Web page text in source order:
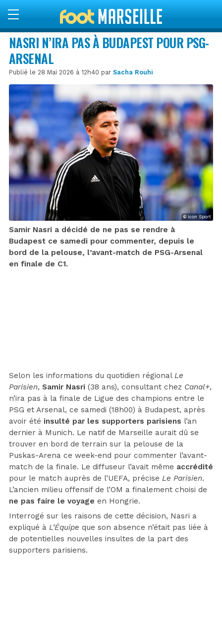
NASRI N’IRA PAS À BUDAPEST POUR PSG-
ARSENAL
Publié le 28 Mai 2026 à 12h40 par Sacha Rouhi
© Icon Sport
Samir Nasri a décidé de ne pas se rendre à
Budapest ce samedi pour commenter, depuis le
bord de la pelouse, l’avant-match de PSG-Arsenal
en finale de C1.
Selon les informations du quotidien régional Le
Parisien, Samir Nasri (38 ans), consultant chez Canal+,
n’ira pas à la finale de Ligue des champions entre le
PSG et Arsenal, ce samedi (18h00) à Budapest, après
avoir été insulté par les supporters parisiens l’an
dernier à Munich. Le natif de Marseille aurait dû se
trouver en bord de terrain sur la pelouse de la
Puskas-Arena ce week-end pour commenter l’avant-
match de la finale. Le diffuseur l’avait même accrédité
pour le match auprès de l’UEFA, précise Le Parisien.
L’ancien milieu offensif de l’OM a finalement choisi de
ne pas faire le voyage en Hongrie.
Interrogé sur les raisons de cette décision, Nasri a
expliqué à L’Équipe que son absence n’était pas liée à
de potentielles nouvelles insultes de la part des
supporters parisiens.